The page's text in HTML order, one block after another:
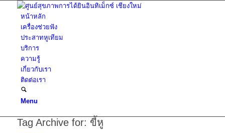
หน้าหลัก
เครื่องช่วยฟัง
ประสาทหูเทียม
บริการ
ความรู้
เกี่ยวกับเรา
ติดต่อเรา
Menu
Tag Archive for: ขี้หู